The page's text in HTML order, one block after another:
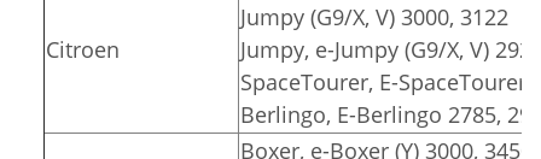
Citroen
Jumpy (G9/X, V) 3000, 3122
Jumpy, e-Jumpy (G9/X, V)
SpaceTourer, E-SpaceTourer
Berlingo, E-Berlingo 2785,
Boxer, e-Boxer (Y) 3000,